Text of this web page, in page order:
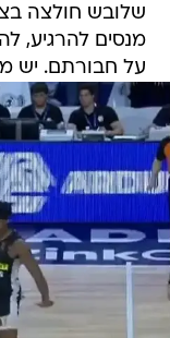
שלובש חולצה
מנסים להרגיע,
על חבורתם. יש